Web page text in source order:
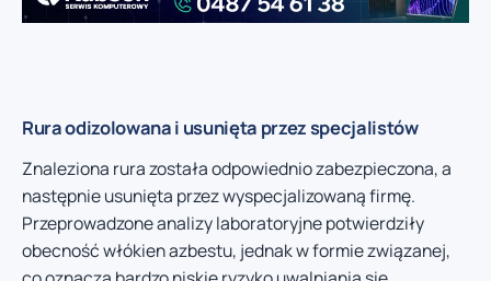
Rura odizolowana i usunięta przez specjalistów
Znaleziona rura została odpowiednio zabezpieczona, a
następnie usunięta przez wyspecjalizowaną firmę.
Przeprowadzone analizy laboratoryjne potwierdziły
obecność włókien azbestu, jednak w formie związanej,